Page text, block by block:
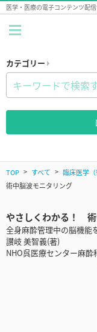
医学・医療の電子コンテンツ配
カテゴリー
TOP すべて 臨床医学（
術中脳波モニタリング
やさしくわかる！ 術
全身麻酔管理中の脳機能
讃岐 美智義(著)
NHO呉医療センター麻酔